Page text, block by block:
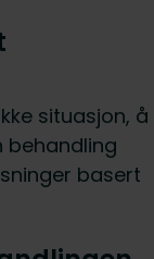
situasjon, å
behandling
basert